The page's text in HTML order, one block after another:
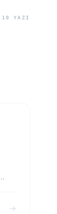
10 YAZI